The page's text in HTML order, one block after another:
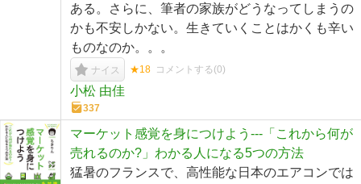
ある。さらに、筆者の家族がどうなってしまうの
かも不安しかない。生きていくことはかくも辛い
ものなのか。。。
ナイス ★18 コメントする(0)
小松 由佳
337
マーケット感覚を身につけよう---「これから何が
売れるのか?」わかる人になる5つの方法
猛暑のフランスで、高性能な日本のエアコンでは